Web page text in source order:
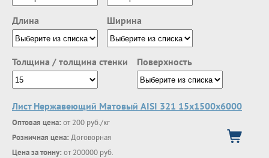
Длина Ширина
Толщина / толщина стенки Поверхность
Лист Нержавеющий Матовый AISI 321 15х1500х6000
Оптовая цена: от 200 руб./кг
Розничная цена: Договорная
Цена за тонну: от 200000 руб.